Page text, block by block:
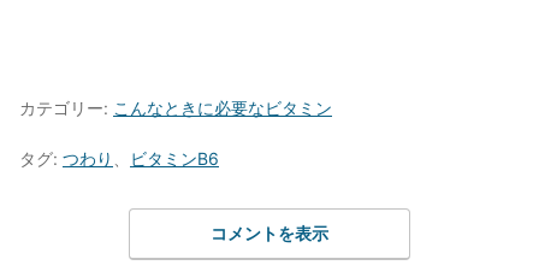
カテゴリー: こんなときに必要なビタミン
タグ: つわり ビタミンB6
コメントを表示